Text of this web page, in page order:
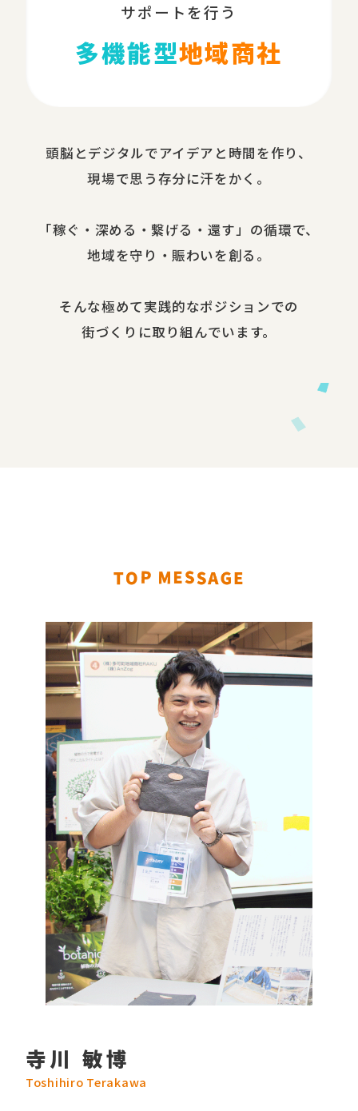
サポートを行う
多機能型地域商社
頭脳と​デジタルで​アイデアと​時間を​作り、​
現場で​思う​存分に​汗を​かく。
​「稼ぐ・​深める​・繋げる・還す」の​循環で、​
地域を​守り・​賑わいを​創る。
​そんな​極めて​実践的な​ポジションでの​
街づくりに​取り組んでいます。​
寺川 敏博
Toshihiro Terakawa